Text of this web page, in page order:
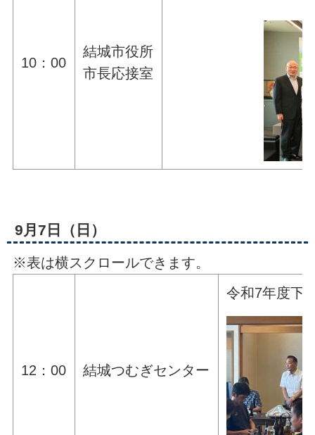
10：00
結城市役所
市長応接室
9月7日（日）
※表は横スクロールできます。
12：00 結城つむぎセンター
令和7年度下